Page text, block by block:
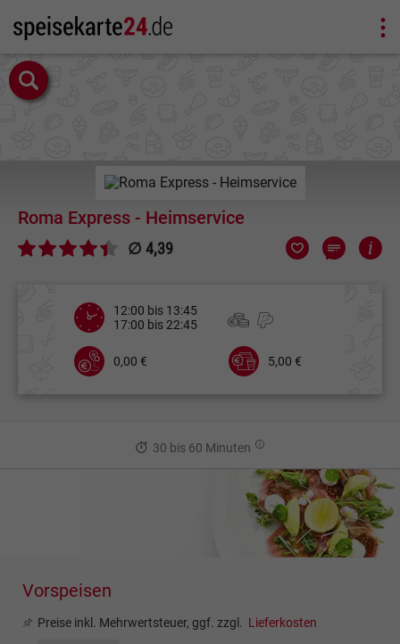
Roma Express - Heimservice
∅ 4,39
12:00 bis 13:45
17:00 bis 22:45
0,00 € 5,00 €
30 bis 60 Minuten
Vorspeisen
Preise inkl. Mehrwertsteuer, ggf. zzgl. Lieferkosten